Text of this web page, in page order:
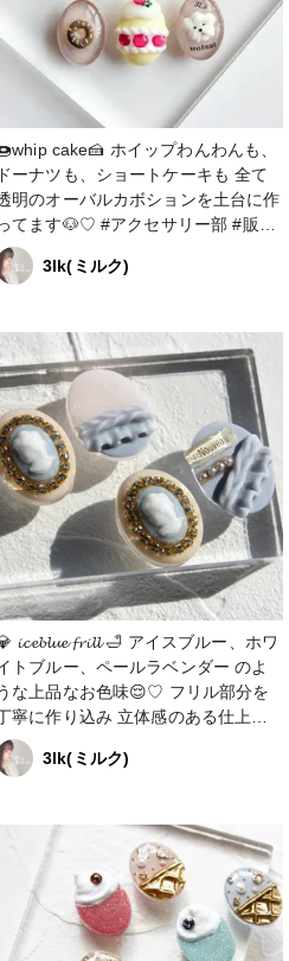
cake🍰 ホイップわんわんも、
ドーナツも、ショートケーキも 全て
明のオーバルカボションを土台に作
てます🐶♡ #アクセサリー部 #販売
中 #ピアス #イヤリング #ネイルアク
サリー3lk(ミルク)
𝓲𝓬𝓮𝓫𝓵𝓾𝓮 𝓯𝓻𝓲𝓵𝓵 🛁 アイスブルー、ホワ
トブルー、ペールラベンダー のよ
な上品なお色味😌♡ フリル部分を
寧に作り込み 立体感のある仕上が
りになりました🫶 #春の作品コンテス
#アクセサリー部 #販売中 #ネ3lk(ミルク)